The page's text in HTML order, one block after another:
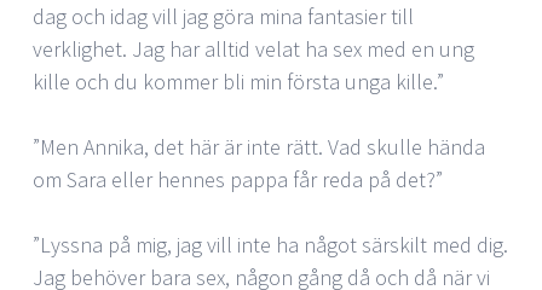
dag och idag vill jag göra mina fantasier till
verklighet. Jag har alltid velat ha sex med en ung
kille och du kommer bli min första unga kille.”
”Men Annika, det här är inte rätt. Vad skulle hända
om Sara eller hennes pappa får reda på det?”
”Lyssna på mig, jag vill inte ha något särskilt med dig.
Jag behöver bara sex, någon gång då och då när vi